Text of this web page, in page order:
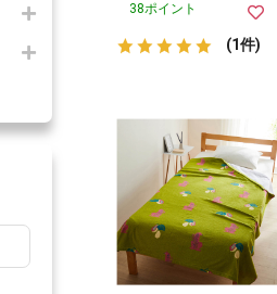
38ポイント
(1件)